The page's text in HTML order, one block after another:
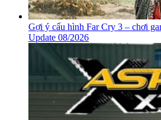
Gợi ý cấu hình Far Cry 3 – chơi
Update 08/2026